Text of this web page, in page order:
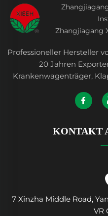
Zhangjiagang
Professioneller Hersteller
20 Jahren
Krankenwagenträger,
KONTAKT
7 Xinzha Middle Road,
VR